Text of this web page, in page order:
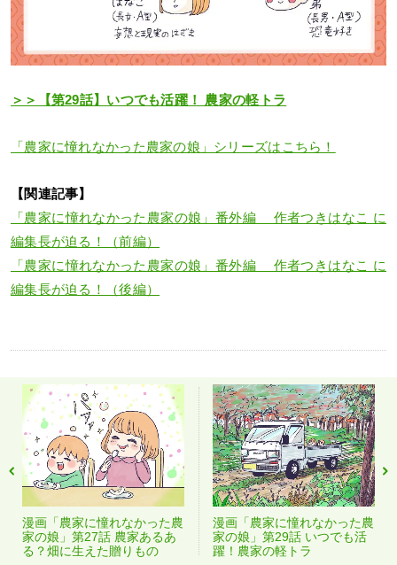
＞＞【第29話】いつでも活躍！ 農家の軽トラ
「農家に憧れなかった農家の娘」シリーズはこちら！
【関連記事】
「農家に憧れなかった農家の娘」番外編 作者つきはなこ に
編集長が迫る！（前編）
「農家に憧れなかった農家の娘」番外編 作者つきはなこ に
編集長が迫る！（後編）
漫画「農家に憧れなかった農
家の娘」第27話 農家あるあ
る？畑に生えた贈りもの
漫画「農家に憧れなかった農
家の娘」第29話 いつでも活
躍！農家の軽トラ